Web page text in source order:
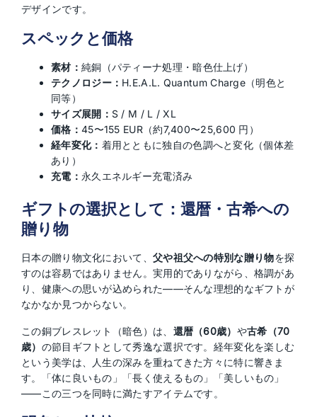
デザインです。
スペックと価格
素材： 純銅（パティーナ処理・暗色仕上げ）
テクノロジー： H.E.A.L. Quantum Charge（明色と
同等）
サイズ展開： S / M / L / XL
価格： 45〜155 EUR（約7,400〜25,600 円）
経年変化： 着用とともに独自の色調へと変化（個体差
あり）
充電： 永久エネルギー充電済み
ギフトの選択として：還暦・古希への
贈り物
日本の贈り物文化において、 父や祖父への特別な贈り物を探
すのは容易ではありません。実用的でありながら、格調があ
り、健康への思いが込められた——そんな理想的なギフトが
なかなか見つからない。
この銅ブレスレット（暗色）は、 還暦（60歳） や古希（70
歳） の節目ギフトとして秀逸な選択です。経年変化を楽しむ
という美学は、人生の深みを重ねてきた方々に特に響きま
す。「体に良いもの」「長く使えるもの」「美しいもの」
——この三つを同時に満たすアイテムです。